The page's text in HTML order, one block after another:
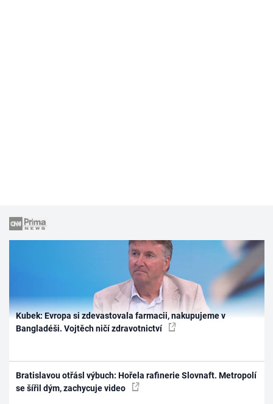
Kubek: Evropa si zdevastovala farmacii, nakupujeme v
Bangladéši. Vojtěch ničí zdravotnictví
Bratislavou otřásl výbuch: Hořela rafinerie Slovnaft. Metropolí
se šířil dým, zachycuje video